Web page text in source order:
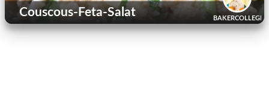
Couscous-Feta-Salat